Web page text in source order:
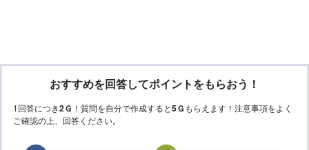
おすすめを回答してポイントをもらおう！
1回答につき2Ｇ ！質問を自分で作成すると5Ｇ もらえます！注意事項をよく
ご確認の上、回答ください。